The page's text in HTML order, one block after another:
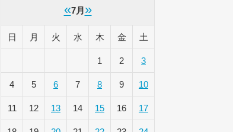
«7月 »
日 月 火 水 木 金 土
1 2 3
4 5 6 7 8 9 10
11 12 13 14 15 16 17